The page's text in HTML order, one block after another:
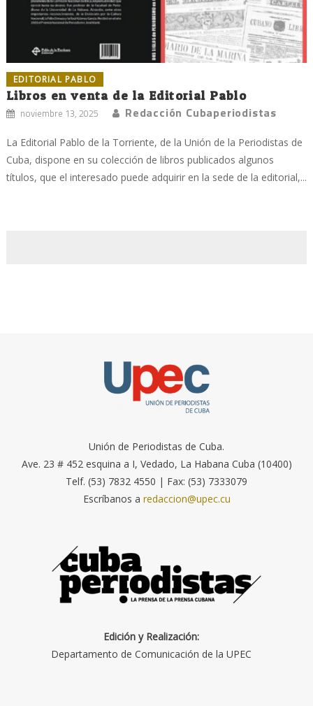
EDITORIAL PABLO
Libros en venta de la Editorial Pablo
noviembre 13, 2025 Redacción Cubaperiodistas
La Editorial Pablo de la Torriente, de la Unión de la Periodistas de
Cuba, dispone en su colección de libros publicados algunos
títulos, que el interesado puede adquirir en la sede de la editorial,...
Unión de Periodistas de Cuba.
Ave. 23 # 452 esquina a I, Vedado, La Habana Cuba (10400)
Telf. (53) 7832 4550 | Fax: (53) 7333079
Escríbanos a redaccion@upec.cu
Edición y Realización:
Departamento de Comunicación de la UPEC